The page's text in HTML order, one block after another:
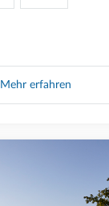
Mehr erfahren